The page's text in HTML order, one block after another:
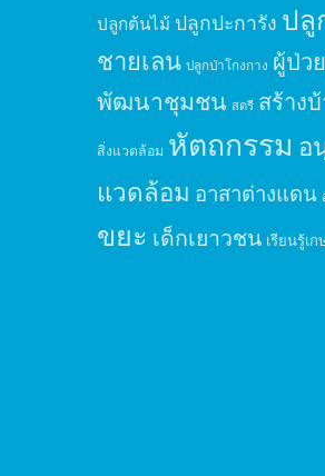
ปลูกต้นไม้ ปลูกปะการัง ปลู
ชายเลน ปลูกป่าโกงกาง ผู้ป่วย
พัฒนาชุมชน สตรี สร้าง
สิ่งแวดล้อม หัตถกรรม อ
แวดล้อม อาสาต่างแดน
ขยะ เด็กเยาวชน เรียนรู้เ